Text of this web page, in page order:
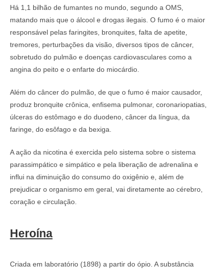
Há 1,1 bilhão de fumantes no mundo, segundo a OMS,
matando mais que o álcool e drogas ilegais. O fumo é o maior
responsável pelas faringites, bronquites, falta de apetite,
tremores, perturbações da visão, diversos tipos de câncer,
sobretudo do pulmão e doenças cardiovasculares como a
angina do peito e o enfarte do miocárdio.
Além do câncer do pulmão, de que o fumo é maior causador,
produz bronquite crônica, enfisema pulmonar, coronariopatias,
úlceras do estômago e do duodeno, câncer da língua, da
faringe, do esôfago e da bexiga.
A ação da nicotina é exercida pelo sistema sobre o sistema
parassimpático e simpático e pela liberação de adrenalina e
influi na diminuição do consumo do oxigênio e, além de
prejudicar o organismo em geral, vai diretamente ao cérebro,
coração e circulação.
Heroína
Criada em laboratório (1898) a partir do ópio. A substância